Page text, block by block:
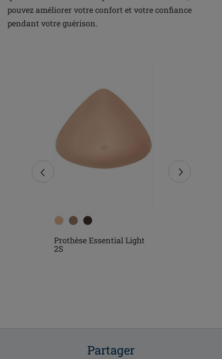
pouvez améliorer votre confort et votre confiance
pendant votre guérison.
Prothèse Essential Light
2S
Partager